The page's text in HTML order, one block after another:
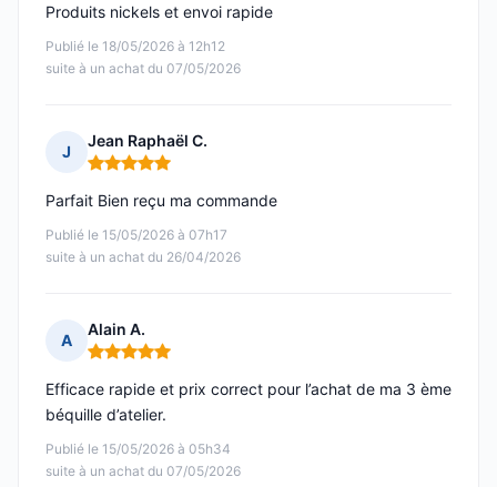
Publié le 18/05/2026 à 12h12
suite à un achat du 07/05/2026
Produits nickels et envoi rapide
J
Jean Raphaël C.
Note : 5 sur 5
Publié le 15/05/2026 à 07h17
suite à un achat du 26/04/2026
Parfait Bien reçu ma commande
A
Alain A.
Note : 5 sur 5
Publié le 15/05/2026 à 05h34
suite à un achat du 07/05/2026
Efficace rapide et prix correct pour l’achat de ma 3 ème
béquille d’atelier.